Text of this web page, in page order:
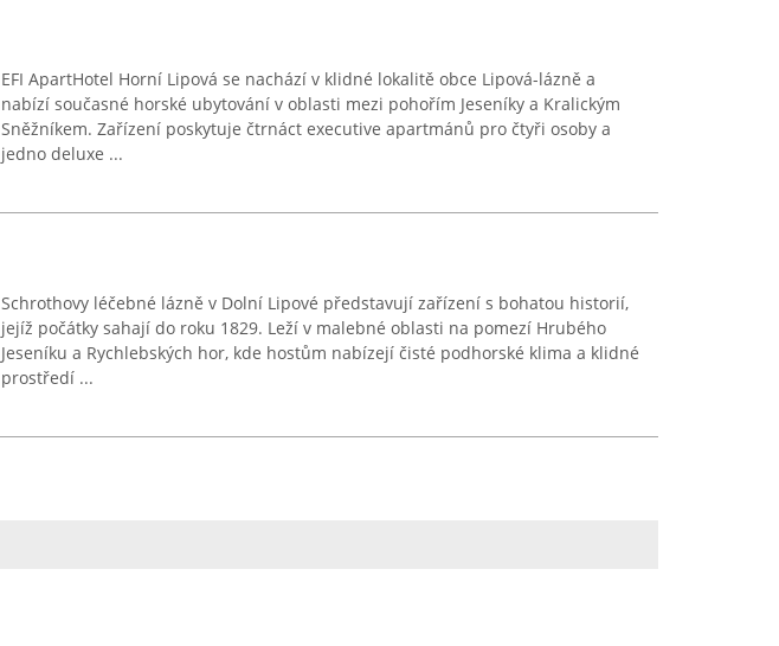
EFI ApartHotel Horní Lipová se nachází v klidné lokalitě obce Lipová-lázně a
nabízí současné horské ubytování v oblasti mezi pohořím Jeseníky a Kralickým
Sněžníkem. Zařízení poskytuje čtrnáct executive apartmánů pro čtyři osoby a
jedno deluxe ...
Schrothovy léčebné lázně v Dolní Lipové představují zařízení s bohatou historií,
jejíž počátky sahají do roku 1829. Leží v malebné oblasti na pomezí Hrubého
Jeseníku a Rychlebských hor, kde hostům nabízejí čisté podhorské klima a klidné
prostředí ...